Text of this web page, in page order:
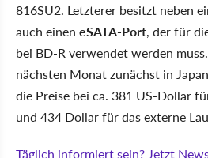
816SU2. Letzterer besitzt neben
auch einen eSATA-Port, der für
bei BD-R verwendet werden
nächsten Monat zunächst in
die Preise bei ca. 381 US-Dollar
und 434 Dollar für das externe
Täglich informiert sein? Jetzt